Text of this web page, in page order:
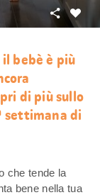
Mi
Condividi
bebè è più
di più sullo
settimana di
che tende la
bene nella tua